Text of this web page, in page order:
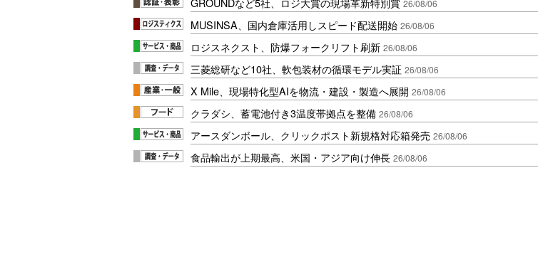
26/08/06
MUSINSA、国内倉庫活用しスピード配送開始 26/08/06
ロジスネクスト、防爆フォークリフト刷新 26/08/06
三菱総研など10社、軟包装材の循環モデル実証 26/08/06
X Mile、現場特化型AIを物流・建設・製造へ展開 26/08/06
クラダシ、蓄電池付き3温度帯拠点を整備 26/08/06
アースダンボール、クリックポスト新規格対応箱発売 26/08/06
食品輸出が上期最高、米国・アジア向け伸長 26/08/06